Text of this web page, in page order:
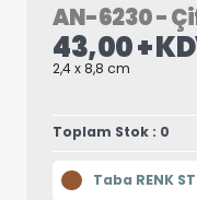
AN-6230 -
43,00 +
2,4 x 8,8 cm
Toplam Stok : 0
Taba RENK